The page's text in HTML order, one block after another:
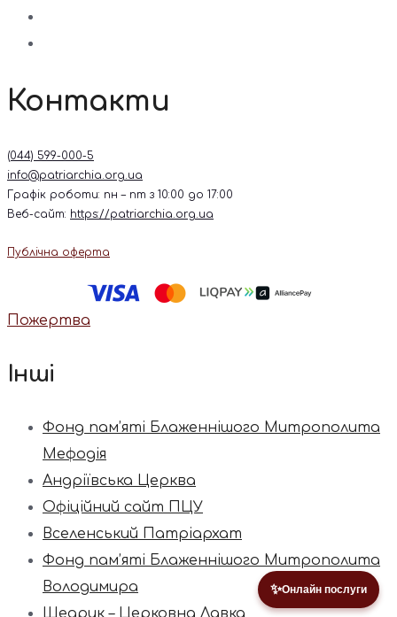
✨Онлайн послуги
Контакти
(044) 599-000-5
info@patriarchia.org.ua
Графік роботи: пн – пт з 10:00 до 17:00
Веб-сайт: https://patriarchia.org.ua
Публічна оферта
Пожертва
Інші
Фонд пам’яті Блаженнішого Митрополита
Мефодія
Андріївська Церква
Офіційний сайт ПЦУ
Вселенський Патріархат
Фонд пам’яті Блаженнішого Митрополита
Володимира
Щедрик – Церковна Лавка